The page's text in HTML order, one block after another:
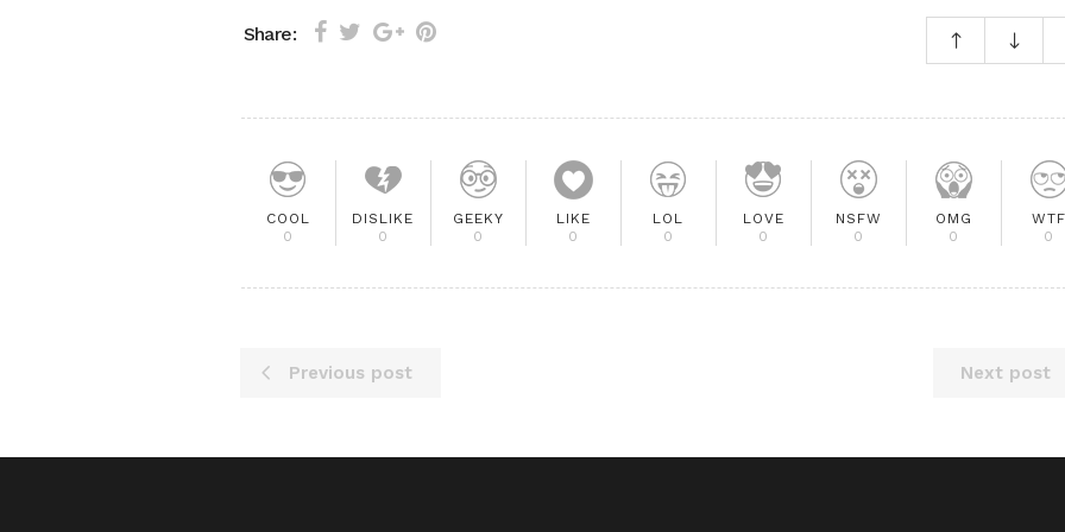
Share:
COOL
0
DISLIKE
0
GEEKY
0
LIKE
0
LOL
0
LOVE
0
NSFW
0
OMG
0
WTF
0
Previous post Next post